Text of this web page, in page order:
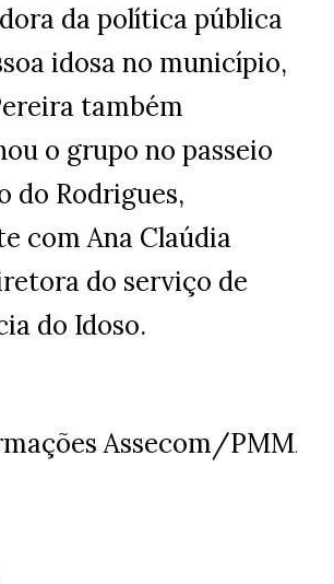
da política pública
idosa no município,
também
o grupo no passeio
do Rodrigues,
com Ana Claúdia
do serviço de
do Idoso.
Assecom/PMM.